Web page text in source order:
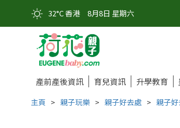
32°C 香港 8月8日 星期六
產前產後資訊 育兒資訊 升學教育
主頁 > 親子玩樂 > 親子好去處 > 親子